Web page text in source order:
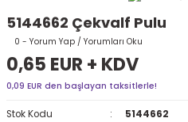
5144662 Çekvalf Pulu
0 - Yorum Yap / Yorumları Oku
0,65 EUR + KDV
0,09 EUR den başlayan taksitlerle!
Stok Kodu
5144662